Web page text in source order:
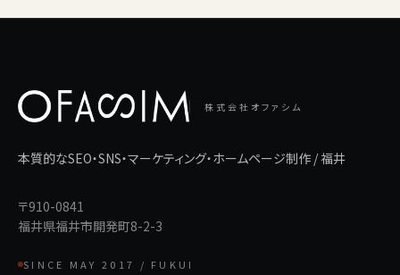
株式会社オファシム
本質的なSEO・SNS・マーケティング・ホームページ制作 / 福井
〒910-0841
福井県福井市開発町8-2-3
SINCE MAY 2017 / FUKUI